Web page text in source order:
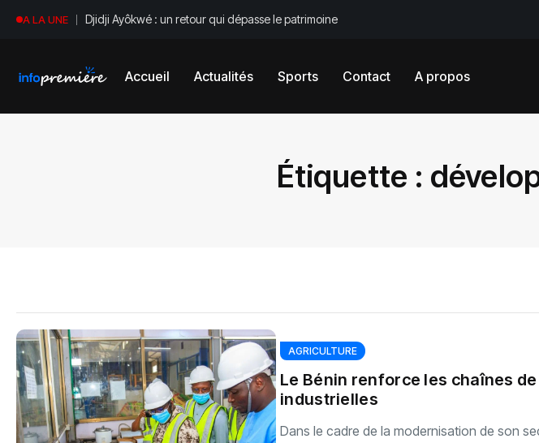
A LA UNE Djidji Ayôkwé : un retour qui dépasse le patrimoine
Accueil Actualités Sports Contact A propos
Étiquette :
AGRICULTURE
Le Bénin renforce les chaînes
industrielles
Dans le cadre de la modernisation de son